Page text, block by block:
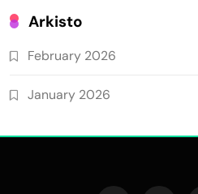
Arkisto
February 2026
January 2026